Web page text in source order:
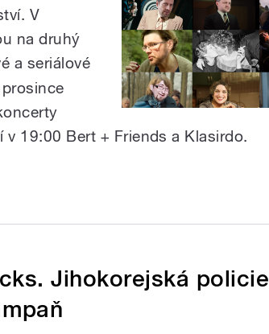
V
na druhý
a seriálové
v 19:00 Bert + Friends a Klasirdo.
Jihokorejská policie